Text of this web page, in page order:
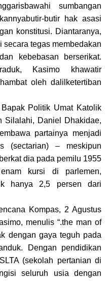
sumbangan
butir hak asasi
konstitusi. Diantaranya,
tegas membedakan
kebebasan berserikat.
Kasimo khawatir
oleh dalilketertiban
Politik Umat Katolik
Silalahi, Daniel Dhakidae,
partainya menjadi
(sectarian) – meskipun
dia pada pemilu 1955
kursi di parlemen,
hanya 2,5 persen dari
Kompas, 2 Agustus
menulis “.the man of
dengan gaya teguh pada
Dengan pendidikan
(sekolah pertanian di
seluruh usia dengan